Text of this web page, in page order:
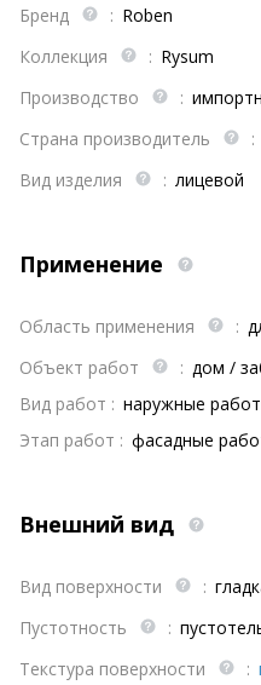
Бренд
: Roben
Коллекция
: Rysum
Производство
:
Страна производитель
:
Вид изделия
: лицевой
Применение
Область применения :
Объект работ
: дом /
Вид работ : наружные
Этап работ : фасадные
Внешний вид
Вид поверхности :
Пустотность
:
Текстура поверхности
: